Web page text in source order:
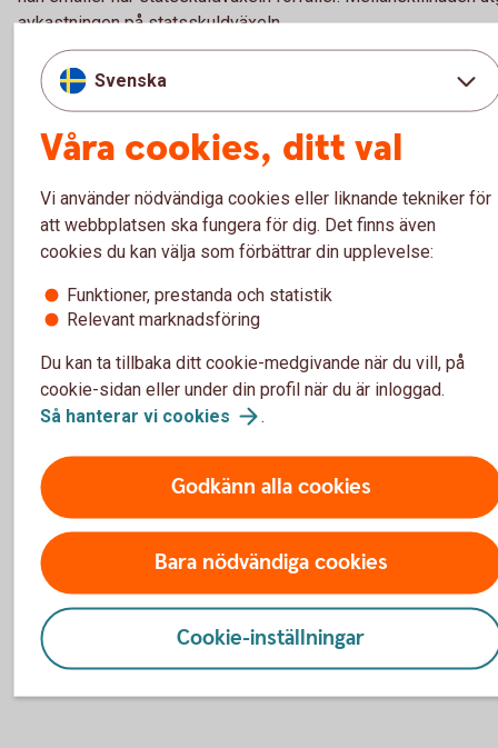
avkastningen på statsskuldväxeln.
För- och nackdelar med
Penningmarknadsinstrument
Fördelar
Kortsiktig placering med lägre risk jämfört med
med längre löptider.
Avkastningen är känd i förväg.
Nackdelar
Ger i regel en låg värdestegring – kort löptid ger låg ränta.
Finns en risk att man kan förlora insatt kapital om
hamnar i finansiella svårigheter.
Svenska
Våra cookies, ditt val
Vi använder nödvändiga cookies eller liknande tekniker för
att webbplatsen ska fungera för dig. Det finns även
cookies du kan välja som förbättrar din upplevelse:
Funktioner, prestanda och statistik
Relevant marknadsföring
Du kan ta tillbaka ditt cookie-medgivande när du vill, på
cookie-sidan eller under din profil när du är inloggad.
Så hanterar vi cookies .
Godkänn alla cookies
Bara nödvändiga cookies
Cookie-inställningar